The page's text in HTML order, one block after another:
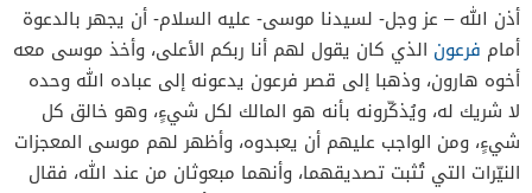
أذن الله – عز وجل- لسيدنا موسى- عليه السلام- أن يجهر بالدعوة
أمام فرعون الذي كان يقول لهم أنا ربكم الأعلى، وأخذ موسى معه
أخوه هارون، وذهبا إلى قصر فرعون يدعونه إلى عباده الله وحده
لا شريك له، ويُذكّرونه بأنه هو المالك لكل شيءٍ، وهو خالق كل
شيءٍ، ومن الواجب عليهم أن يعبدوه، وأظهر لهم موسى المعجزات
النيّرات التي تُثبت تصديقهما، وأنهما مبعوثان من عند الله، فقال